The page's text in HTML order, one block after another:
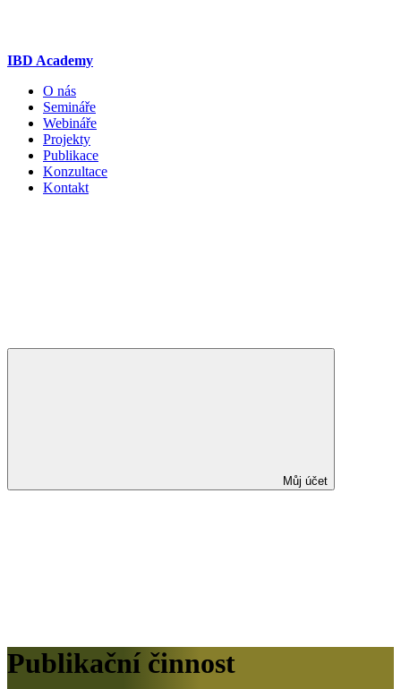
IBD Academy
O nás
Semináře
Webináře
Projekty
Publikace
Konzultace
Kontakt
Můj účet
Publikační činnost